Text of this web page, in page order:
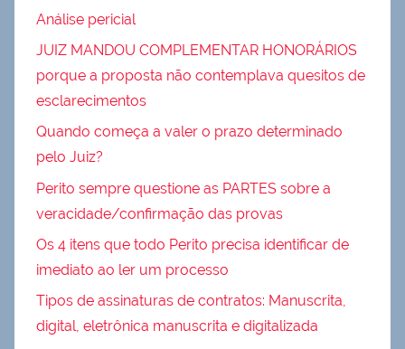
Análise pericial
JUIZ MANDOU COMPLEMENTAR HONORÁRIOS
porque a proposta não contemplava quesitos de
esclarecimentos
Quando começa a valer o prazo determinado
pelo Juiz?
Perito sempre questione as PARTES sobre a
veracidade/confirmação das provas
Os 4 itens que todo Perito precisa identificar de
imediato ao ler um processo
Tipos de assinaturas de contratos: Manuscrita,
digital, eletrônica manuscrita e digitalizada